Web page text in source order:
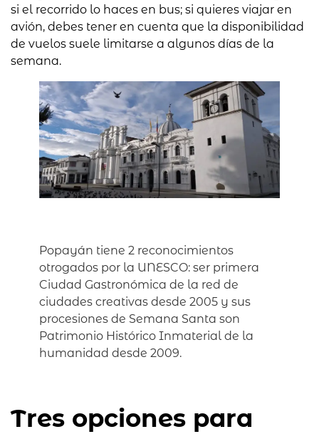
si el recorrido lo haces en bus; si quieres viajar en
avión, debes tener en cuenta que la disponibilidad
de vuelos suele limitarse a algunos días de la
semana.
Popayán tiene 2 reconocimientos
otrogados por la UNESCO: ser primera
Ciudad Gastronómica de la red de
ciudades creativas desde 2005 y sus
procesiones de Semana Santa son
Patrimonio Histórico Inmaterial de la
humanidad desde 2009.
Tres opciones para